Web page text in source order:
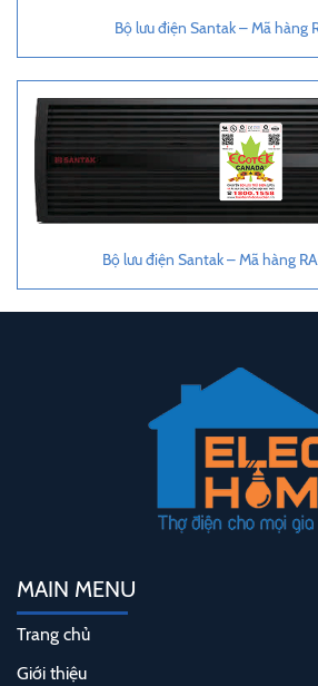
Bộ lưu điện Santak – Mã hàng
Bộ lưu điện Santak – Mã hàng
MAIN MENU
Trang chủ
Giới thiệu